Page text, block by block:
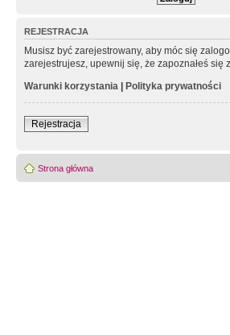
REJESTRACJA
Musisz być zarejestrowany, aby móc się
zarejestrujesz, upewnij się, że zapoznałeś
Warunki korzystania | Polityka prywatności
Rejestracja
Strona główna